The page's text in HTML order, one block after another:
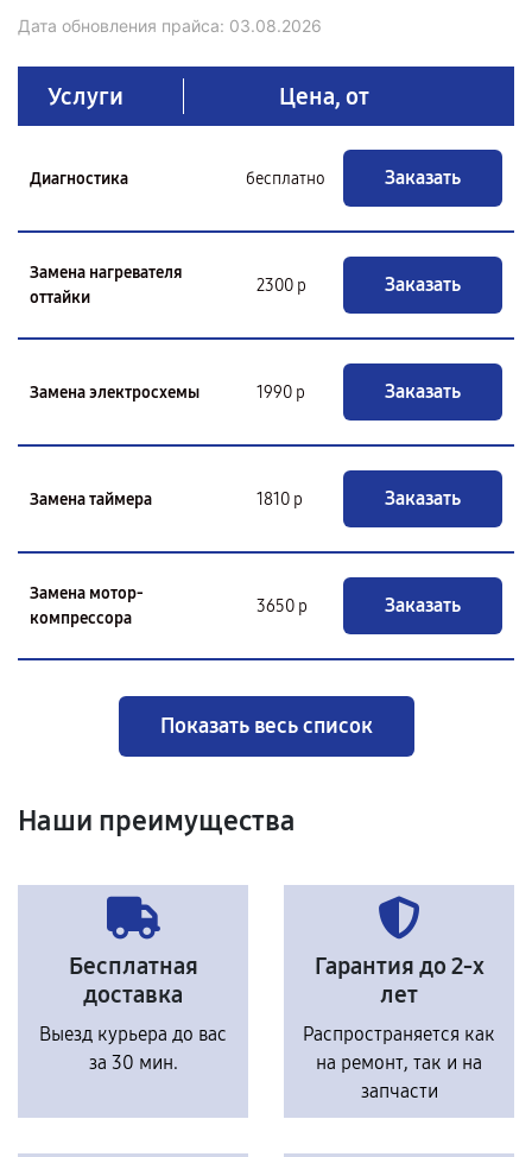
Дата обновления прайса: 03.08.2026
Услуги Цена, от
Диагностика бесплатно Заказать
Замена нагревателя
оттайки
2300 р Заказать
Замена электросхемы 1990 р Заказать
Замена таймера 1810 р Заказать
Замена мотор-
компрессора
3650 р Заказать
Показать весь список
Наши преимущества
Бесплатная
доставка
Выезд курьера до вас
за 30 мин.
Гарантия до 2-х
лет
Распространяется как
на ремонт, так и на
запчасти